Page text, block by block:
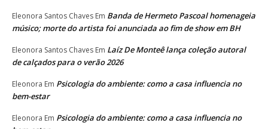
Eleonora Santos Chaves Em Banda de Hermeto Pascoal homenageia
músico; morte do artista foi anunciada ao fim de show em BH
Eleonora Santos Chaves Em Laíz De Monteê lança coleção autoral
de calçados para o verão 2026
Eleonora Em Psicologia do ambiente: como a casa influencia no
bem-estar
Eleonora Em Psicologia do ambiente: como a casa influencia no